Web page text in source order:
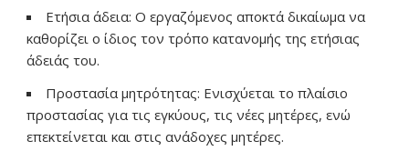
Ετήσια άδεια: Ο εργαζόμενος αποκτά δικαίωμα να
καθορίζει ο ίδιος τον τρόπο κατανομής της ετήσιας
άδειάς του.
Προστασία μητρότητας: Ενισχύεται το πλαίσιο
προστασίας για τις εγκύους, τις νέες μητέρες, ενώ
επεκτείνεται και στις ανάδοχες μητέρες.